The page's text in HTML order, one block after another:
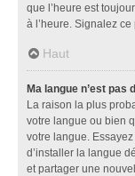
que l’heure est
à l’heure. Signalez
Haut
Ma langue n’est pas
La raison la plus
votre langue ou bien
votre langue.
d’installer la langue
et partager une